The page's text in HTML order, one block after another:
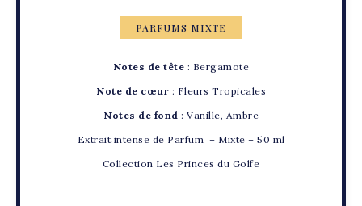
PARFUMS MIXTE
Notes de tête : Bergamote
Note de cœur : Fleurs Tropicales
Notes de fond : Vanille, Ambre
Extrait intense de Parfum – Mixte – 50 ml
Collection Les Princes du Golfe